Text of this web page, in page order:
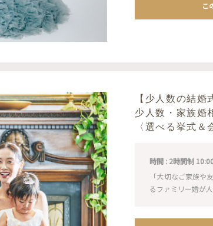
こ
【少人数の結婚
少人数・家族婚
〈選べる挙式＆
時間 : 2時間制
「大切なご家族や
るファミリー婚が